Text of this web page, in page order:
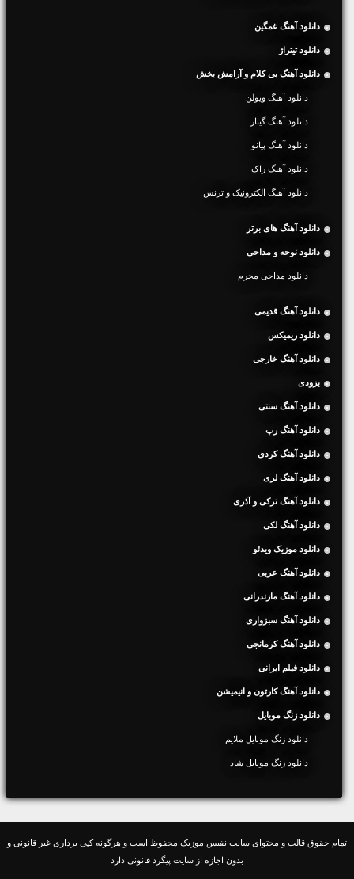
دانلود آهنگ غمگین
دانلود تیتراژ
دانلود آهنگ بی کلام و آرامش بخش
دانلود آهنگ ویولن
دانلود آهنگ گیتار
دانلود آهنگ پیانو
دانلود آهنگ راک
دانلود آهنگ الکترونیک و ترنس
دانلود آهنگ های برتر
دانلود نوحه و مداحی
دانلود مداحی محرم
دانلود آهنگ قدیمی
دانلود ریمیکس
دانلود آهنگ خارجی
بزودی
دانلود آهنگ سنتی
دانلود آهنگ رپ
دانلود آهنگ کردی
دانلود آهنگ لری
دانلود آهنگ ترکی و آذری
دانلود آهنگ لکی
دانلود موزیک ویدئو
دانلود آهنگ عربی
دانلود آهنگ مازندرانی
دانلود آهنگ سبزواری
دانلود آهنگ کرمانجی
دانلود فیلم ایرانی
دانلود آهنگ کارتون و انیمیشن
دانلود زنگ موبایل
دانلود زنگ موبایل ملایم
دانلود زنگ موبایل شاد
تمام حقوق قالب و محتوای سایت نفیس موزیک محفوظ است و هرگونه کپی برداری غیر قانونی و
بدون اجازه از سایت پیگرد قانونی دارد